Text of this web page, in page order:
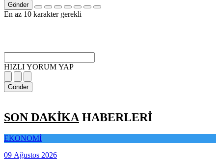
Gönder
En az 10 karakter gerekli
HIZLI YORUM YAP
Gönder
SON DAKİKA HABERLERİ
EKONOMİ
09 Ağustos 2026